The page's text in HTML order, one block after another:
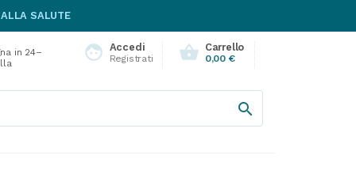
ALLA SALUTE
face Accedi
Registrati shopping_basket Carrello
0,00 €
in 24–
